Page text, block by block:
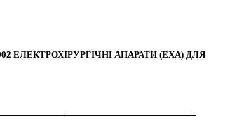
ЕЛЕКТРОХІРУРГІЧНІ АПАРАТИ (ЕХА) ДЛЯ